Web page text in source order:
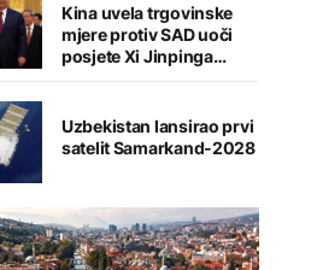
Kina uvela trgovinske
mjere protiv SAD uoči
posjete Xi Jinpinga
Washingtonu
Uzbekistan lansirao prvi
satelit Samarkand-2028